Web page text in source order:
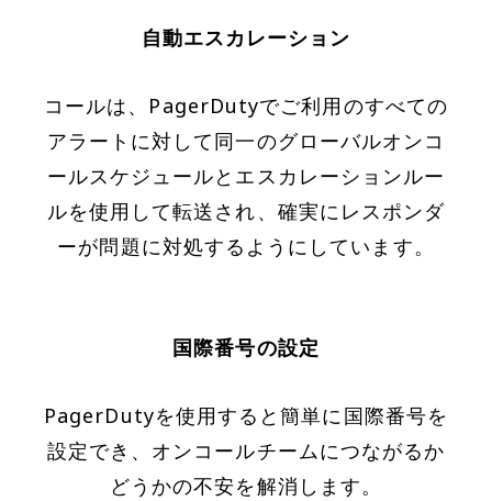
自動エスカレーション
コールは、PagerDutyでご利用のすべての
アラートに対して同一のグローバルオンコ
ールスケジュールとエスカレーションルー
ルを使用して転送され、確実にレスポンダ
ーが問題に対処するようにしています。
国際番号の設定
PagerDutyを使用すると簡単に国際番号を
設定でき、オンコールチームにつながるか
どうかの不安を解消します。